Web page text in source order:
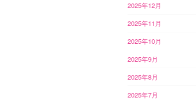
2025年12月
2025年11月
2025年10月
2025年9月
2025年8月
2025年7月